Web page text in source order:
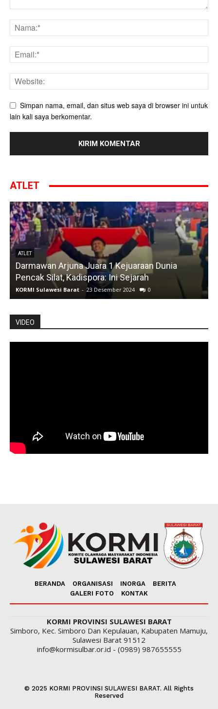
Simpan nama, email, dan situs web saya di browser ini untuk
lain kali saya berkomentar.
ATLET
ATLET
Darmawan Arjuna Juara 1 Kejuaraan Dunia
Pencak Silat, Kadispora: Ini Sejarah
KORMI Sulawesi Barat - 23 Desember 2024 0
VIDEO
BERANDA ORGANISASI INORGA
BERITA
GALERI FOTO
KONTAK
KORMI PROVINSI SULAWESI BARAT
Simboro, Kec. Simboro Dan Kepulauan, Kabupaten Mamuju,
Sulawesi Barat 91512
info@kormisulbar.or.id - (0989) 987655555
© 2025 KORMI PROVINSI SULAWESI BARAT. All Rights
Reserved